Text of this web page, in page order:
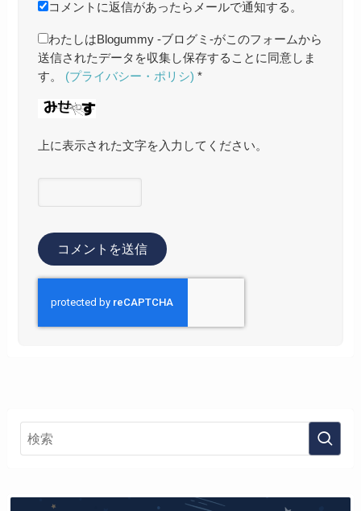
コメントに返信があったらメールで通知する。
わたしはBlogummy -ブログミ-がこのフォームから
送信されたデータを収集し保存することに同意しま
す。 (プライバシー・ポリシ) *
上に表示された文字を入力してください。